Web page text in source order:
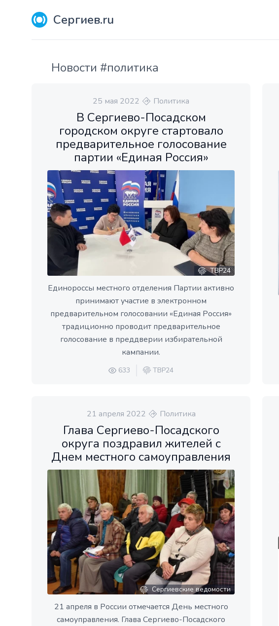
Сергиев.ru
Новости #политика
25 мая 2022 Политика
В Сергиево-Посадском
городском округе стартовало
предварительное голосование
партии «Единая Россия»
ТВР24
Единороссы местного отделения Партии активно
принимают участие в электронном
предварительном голосовании «Единая Россия»
традиционно проводит предварительное
голосование в преддверии избирательной
кампании.
633 ТВР24
21 апреля 2022 Политика
Глава Сергиево-Посадского
округа поздравил жителей с
Днем местного самоуправления
Сергиевские ведомости
21 апреля в России отмечается День местного
самоуправления. Глава Сергиево-Посадского